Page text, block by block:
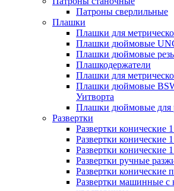
Патроны сверлильные
Плашки
Плашки для
Плашки дюймовые
Плашки дюймовые
Плашкодержатели
Плашки для
Плашки дюймовые
Уитворта
Плашки дюймовые для
Развертки
Развертки конические
Развертки конические
Развертки конические
Развертки ручные
Развертки конические
Развертки машинные с